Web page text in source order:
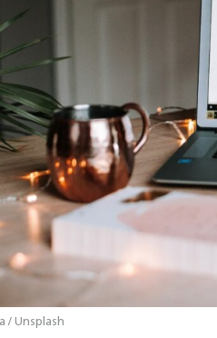
/ Unsplash